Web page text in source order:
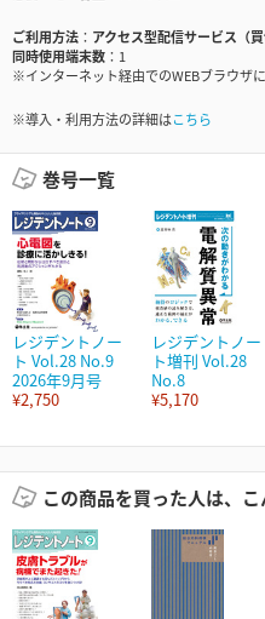
ご利用方法
アクセス型配信サービス（買
同時使用端末数
1
※インターネット経由でのWEBブラウザ
※導入・利用方法の詳細はこちら
巻号一覧
レジデントノー
ト Vol.28 No.9
2026年9月号
¥2,750
レジデントノー
ト増刊 Vol.28
No.8
¥5,170
この商品を買った人は、こ